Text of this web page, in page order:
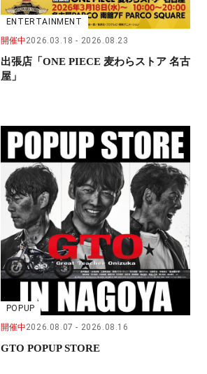
ENTERTAINMENT
開催中2026.03.18 2026.08.23
出張店「ONE PIECE 麦わらストア 名古
屋」
POPUP
開催中2026.08.07 2026.08.16
GTO POPUP STORE